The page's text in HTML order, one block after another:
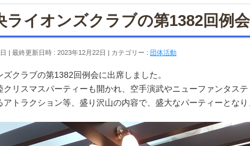
ライオンズクラブの第1382回例
最終更新日時 : 2023年12月22日 カテゴリー : 団体活動
クラブの第1382回例会に出席しました。
クリスマスパーティーも開かれ、空手演武やニューファンタス
アトラクション等、盛り沢山の内容で、盛大なパーティーとなり